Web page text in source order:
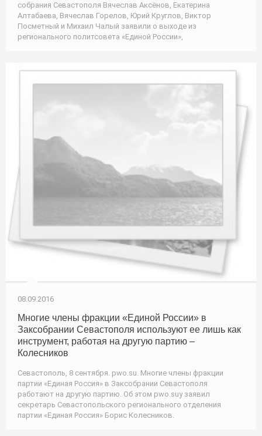
собрания Севастополя Вячеслав Аксёнов, Екатерина
Алтабаева, Вячеслав Горелов, Юрий Круглов, Виктор
Посметный и Михаил Чалый заявили о выходе из
регионального политсовета «Единой России»,
08.09.2016
Многие члены фракции «Единой России» в
Заксобрании Севастополя используют ее лишь как
инструмент, работая на другую партию –
Колесников
Севастополь, 8 сентября. pwo.su. Многие члены фракции
партии «Единая Россия» в Заксобрании Севастополя
работают на другую партию. Об этом pwo.suу заявил
секретарь Севастопольского регионального отделения
партии «Единая Россия» Борис Колесников.